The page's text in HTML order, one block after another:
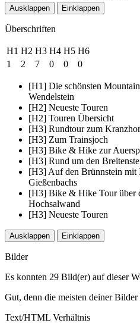
Ausklappen Einklappen
Überschriften
H1 H2 H3 H4 H5 H6
1
2 7 0 0 0
[H1] Die schönsten
Wendelstein
[H2] Neueste Touren
[H2] Touren Übersicht
[H3] Rundtour zum
[H3] Zum Trainsjoch
[H3] Bike & Hike zur
[H3] Rund um den
[H3] Auf den Brünnstein mit
Gießenbachs
[H3] Bike & Hike Tour über
Hochsalwand
[H3] Neueste Touren
Ausklappen Einklappen
Bilder
Es konnten 29 Bild(er) auf dieser
Gut, denn die meisten deiner
Text/HTML Verhältnis